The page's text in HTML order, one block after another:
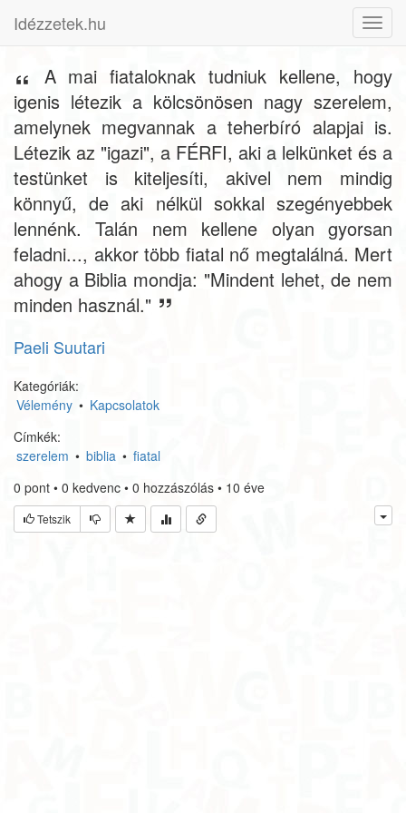
Idézzetek.hu
A mai fiataloknak tudniuk kellene, hogy
igenis létezik a kölcsönösen nagy szerelem,
amelynek megvannak a teherbíró alapjai is.
Létezik az "igazi", a FÉRFI, aki a lelkünket és a
testünket is kiteljesíti, akivel nem mindig
könnyű, de aki nélkül sokkal szegényebbek
lennénk. Talán nem kellene olyan gyorsan
feladni..., akkor több fiatal nő megtalálná. Mert
ahogy a Biblia mondja: "Mindent lehet, de nem
minden használ."
Paeli Suutari
Kategóriák:
Vélemény • Kapcsolatok
Címkék:
szerelem • biblia • fiatal
0 pont • 0 kedvenc • 0 hozzászólás • 10 éve
Tetszik